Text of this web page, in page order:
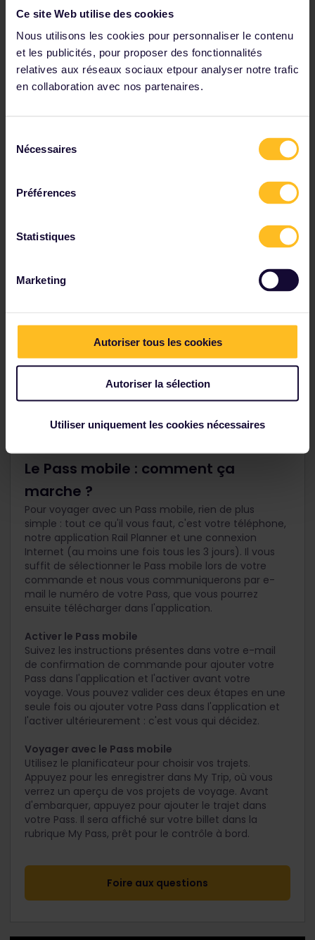
Ce site Web utilise des cookies
Nous utilisons les cookies pour personnaliser le contenu
et les publicités, pour proposer des fonctionnalités
relatives aux réseaux sociaux etpour analyser notre trafic
en collaboration avec nos partenaires.
Nécessaires
Préférences
Statistiques
Marketing
Autoriser tous les cookies
Autoriser la sélection
Utiliser uniquement les cookies nécessaires
Pologne
Portugal
Roumanie
Serbie
Le Pass mobile : comment ça
marche ?
Pour voyager avec un Pass mobile, rien de plus
simple : tout ce qu'il vous faut, c'est votre téléphone,
notre application Rail Planner et une connexion
Internet (au moins une fois tous les 3 jours). Il vous
suffit de sélectionner le Pass mobile lors de votre
commande et nous vous communiquerons par e-
mail le numéro de votre Pass, que vous pourrez
ensuite télécharger dans l'application.
Activer le Pass mobile
Suivez les instructions présentes dans votre e-mail
de confirmation de commande pour ajouter votre
Pass dans l'application et l'activer avant votre
voyage. Vous pouvez valider ces deux étapes en une
seule fois ou ajouter votre Pass dans l'application et
l'activer ultérieurement : c'est vous qui décidez.
Voyager avec le Pass mobile
Utilisez le planificateur pour choisir vos trajets.
Appuyez pour les enregistrer dans My Trip, où vous
verrez un aperçu de vos projets de voyage. Avant
d'embarquer, appuyez pour ajouter le trajet dans
votre Pass. Il sera affiché sur votre billet dans la
rubrique My Pass, prêt pour le contrôle à bord.
Foire aux questions